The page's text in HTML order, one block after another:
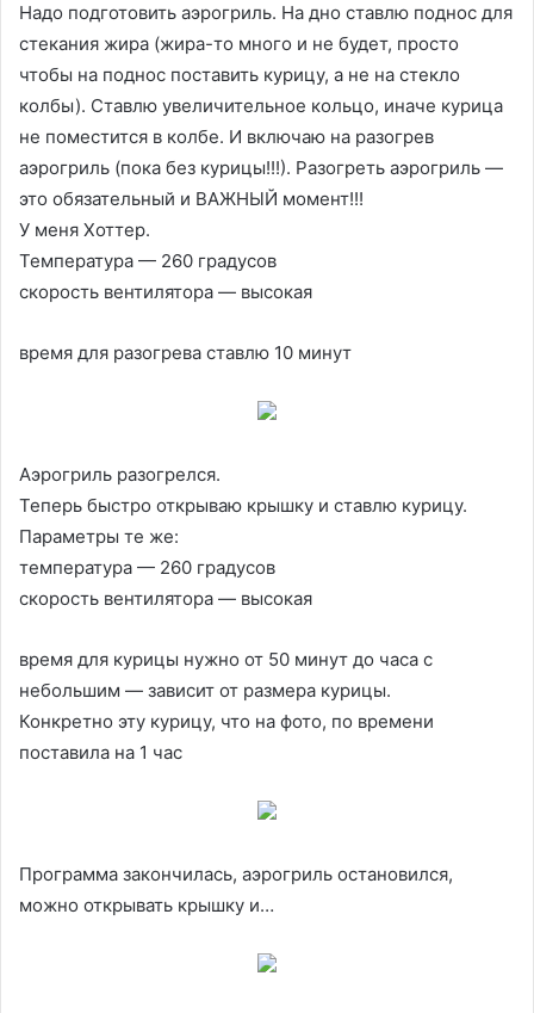
Надо подготовить аэрогриль. На дно ставлю поднос для
стекания жира (жира-то много и не будет, просто
чтобы на поднос поставить курицу, а не на стекло
колбы). Ставлю увеличительное кольцо, иначе курица
не поместится в колбе. И включаю на разогрев
аэрогриль (пока без курицы!!!). Разогреть аэрогриль —
это обязательный и ВАЖНЫЙ момент!!!
У меня Хоттер.
Температура — 260 градусов
скорость вентилятора — высокая
время для разогрева ставлю 10 минут
Аэрогриль разогрелся.
Теперь быстро открываю крышку и ставлю курицу.
Параметры те же:
температура — 260 градусов
скорость вентилятора — высокая
время для курицы нужно от 50 минут до часа с
небольшим — зависит от размера курицы.
Конкретно эту курицу, что на фото, по времени
поставила на 1 час
Программа закончилась, аэрогриль остановился,
можно открывать крышку и…